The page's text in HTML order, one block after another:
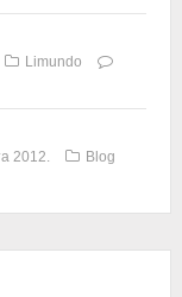
Limundo
2012.
Blog